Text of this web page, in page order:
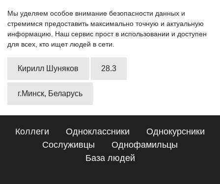
Мы уделяем особое внимание безопасности данных и
стремимся предоставить максимально точную и актуальную
информацию. Наш сервис прост в использовании и доступен
для всех, кто ищет людей в сети.
Кирилл Шуняков 28.3
г.Минск, Беларусь
Коллеги Одноклассники
Однокурсники
Сослуживцы
Однофамильцы
База людей